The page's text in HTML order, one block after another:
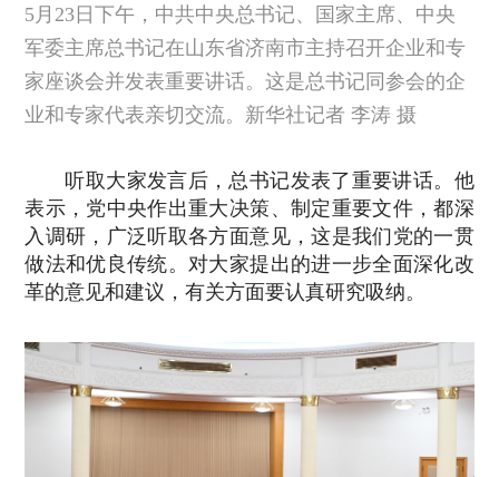
5月23日下午，中共中央总书记、国家主席、中央
军委主席总书记在山东省济南市主持召开企业和专
家座谈会并发表重要讲话。这是总书记同参会的企
业和专家代表亲切交流。新华社记者 李涛 摄
听取大家发言后，总书记发表了重要讲话。他
表示，党中央作出重大决策、制定重要文件，都深
入调研，广泛听取各方面意见，这是我们党的一贯
做法和优良传统。对大家提出的进一步全面深化改
革的意见和建议，有关方面要认真研究吸纳。